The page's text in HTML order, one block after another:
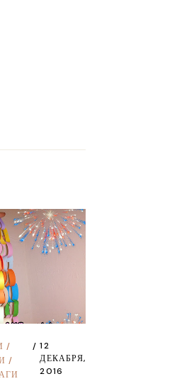
/
/
12
ДЕКАБРЯ,
2016